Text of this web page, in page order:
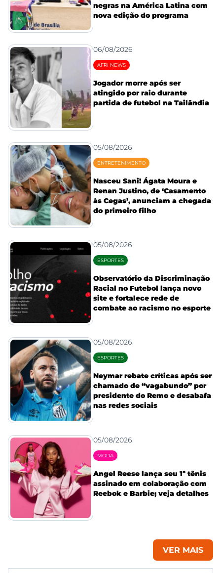
negras na América Latina com
nova edição do programa
06/08/2026
AFRI NEWS
Jogador morre após ser
atingido por raio durante
partida de futebol na Tailândia
05/08/2026
ENTRETENIMENTO
Nasceu Sani! Ágata Moura e
Renan Justino, de ‘Casamento
às Cegas’, anunciam a chegada
do primeiro filho
05/08/2026
ESPORTES
Observatório da Discriminação
Racial no Futebol lança novo
site e fortalece rede de
combate ao racismo no esporte
05/08/2026
ESPORTES
Neymar rebate críticas após ser
chamado de “vagabundo” por
presidente do Remo e desabafa
nas redes sociais
05/08/2026
MODA
Angel Reese lança seu 1º tênis
assinado em colaboração com
Reebok e Barbie; veja detalhes
VER MAIS